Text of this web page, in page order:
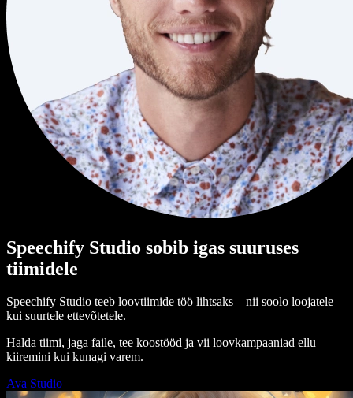
Speechify Studio sobib igas suuruses
tiimidele
Speechify Studio teeb loovtiimide töö lihtsaks – nii soolo loojatele
kui suurtele ettevõtetele.
Halda tiimi, jaga faile, tee koostööd ja vii loovkampaaniad ellu
kiiremini kui kunagi varem.
Ava Studio